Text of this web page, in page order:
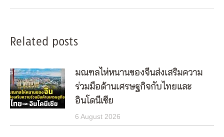
Related posts
มณฑลไห่หนานของจีนส่งเสริมความ
ร่วมมือด้านเศรษฐกิจกับไทยและ
อินโดนีเซีย
6 August 2026